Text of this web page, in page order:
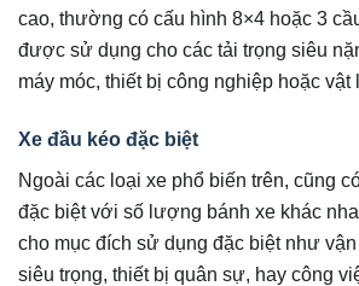
cao, thường có cấu hình 8×4 hoặc 3
được sử dụng cho các tải trọng siêu
máy móc, thiết bị công nghiệp hoặc vật
Xe đầu kéo đặc biệt
Ngoài các loại xe phổ biến trên, cũng
đặc biệt với số lượng bánh xe khác
cho mục đích sử dụng đặc biệt như
siêu trọng, thiết bị quân sự, hay công